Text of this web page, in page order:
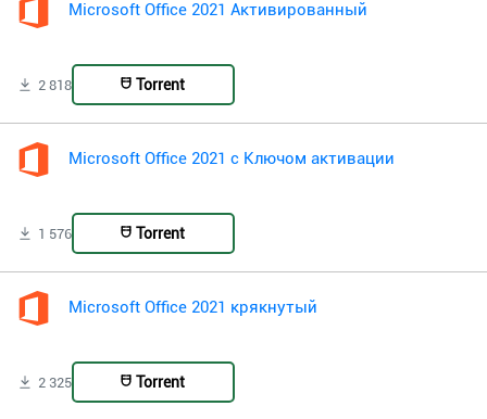
Microsoft Office 2021 Активированный
2 818 Torrent
Microsoft Office 2021 с Ключом активации
1 576 Torrent
Microsoft Office 2021 крякнутый
2 325 Torrent